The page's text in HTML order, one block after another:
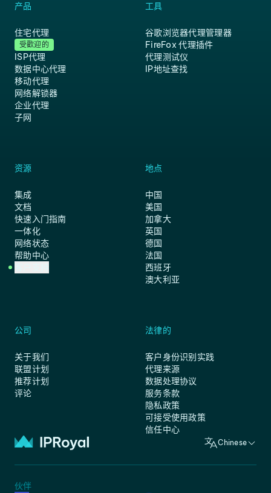
产品
住宅代理
受歡迎的
ISP代理
数据中心代理
移动代理
网络解锁器
企业代理
子网
工具
谷歌浏览器代理管理器
FireFox 代理插件
代理测试仪
IP地址查找
资源
集成
文档
快速入门指南
一体化
网络状态
帮助中心
地点
中国
美国
加拿大
英国
德国
法国
西班牙
澳大利亚
公司
关于我们
联盟计划
推荐计划
评论
法律的
客户身份识别实践
代理来源
数据处理协议
服务条款
隐私政策
可接受使用政策
信任中心
Chinese
伙伴